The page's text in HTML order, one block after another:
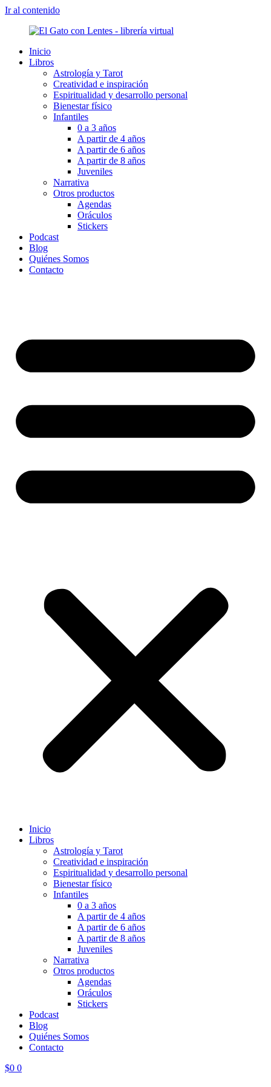
Ir al contenido
Inicio
Libros
Astrología y Tarot
Creatividad e inspiración
Espiritualidad y desarrollo personal
Bienestar físico
Infantiles
0 a 3 años
A partir de 4 años
A partir de 6 años
A partir de 8 años
Juveniles
Narrativa
Otros productos
Agendas
Oráculos
Stickers
Podcast
Blog
Quiénes Somos
Contacto
Inicio
Libros
Astrología y Tarot
Creatividad e inspiración
Espiritualidad y desarrollo personal
Bienestar físico
Infantiles
0 a 3 años
A partir de 4 años
A partir de 6 años
A partir de 8 años
Juveniles
Narrativa
Otros productos
Agendas
Oráculos
Stickers
Podcast
Blog
Quiénes Somos
Contacto
$0 0